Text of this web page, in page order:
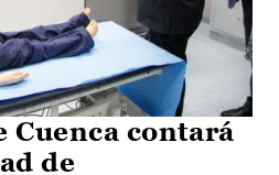
Cuenca contará
de